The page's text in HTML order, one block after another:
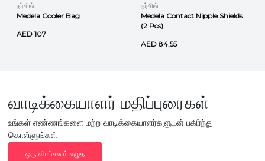
நர்சிங்
Medela Cooler Bag
AED 107
நர்சிங்
Medela Contact Nipple Shields
(2 Pcs)
AED 84.55
வாடிக்கையாளர் மதிப்புரைகள்
உங்கள் எண்ணங்களை மற்ற வாடிக்கையாளர்களுடன் பகிர்ந்து
கொள்ளுங்கள்
ஒரு விமர்சனம் எழுத